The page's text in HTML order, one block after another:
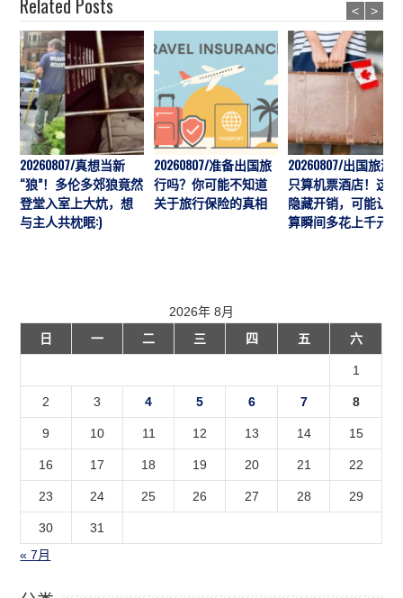
Related Posts
20260807/真想当新
“狼”！多伦多郊狼竟然
登堂入室上大炕，想
与主人共枕眠:)
20260807/准备出国旅
行吗？你可能不知道
关于旅行保险的真相
20260807/出国旅游
只算机票酒店！这7
隐藏开销，可能让预
算瞬间多花上千元
< >
2026年 8月
日
一 二 三 四 五 六
1
2 3 4 5 6 7 8
9 10 11 12 13 14 15
16 17 18 19 20 21 22
23 24 25 26 27 28 29
30
31
« 7月